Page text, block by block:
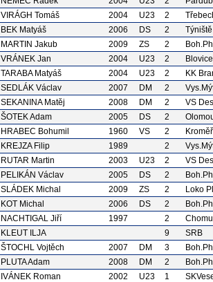
VIRÁGH Tomáš 2004 U23 2
BEK Matyáš 2006 DS 2
Týniště
MARTIN Jakub 2009 ZS 2
VRÁNEK Jan 2004 U23 2
Blovice
TARABA Matyáš 2004 U23 2
KK
SEDLÁK Václav 2007 DM 2
SEKANINA Matěj 2008 DM 2
VS
ŠOTEK Adam 2005 DS 2
HRABEC Bohumil 1960 VS 2
KREJZA Filip 1989 2
RUTAR Martin 2003 U23 2
VS
PELIKÁN Václav 2005 DS 2
SLÁDEK Michal 2009 ZS 2
Loko
KOT Michal 2006 DS 2
NACHTIGAL Jiří 1997 2
KLEUT ILJA 9
SRB
ŠTOCHL Vojtěch 2007 DM 3
PLUTA Adam 2008 DM 2
IVÁNEK Roman 2002 U23 1